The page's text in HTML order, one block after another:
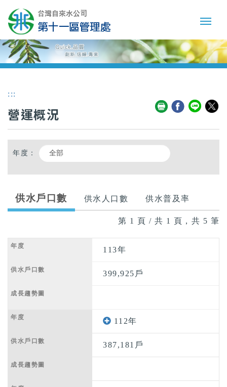
:::
營運概況
年度：
供水戶口數 供水人口數 供水普及率
第 1 頁 / 共 1 頁，共 5 筆
113年
399,925戶
112年
387,181戶